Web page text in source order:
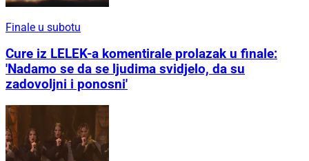
Finale u subotu
Cure iz LELEK-a komentirale prolazak u finale:
'Nadamo se da se ljudima svidjelo, da su
zadovoljni i ponosni'